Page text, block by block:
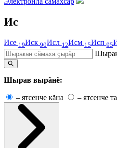
Ис
Исе 19Иск 90Исл 12Исм 15Исп 95
Шырав вырăнĕ:
– ятсенче кăна – ятсенче